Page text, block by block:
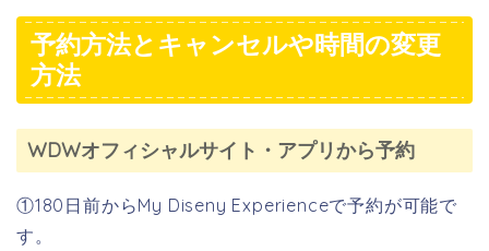
予約方法とキャンセルや時間の変更
方法
WDWオフィシャルサイト・アプリから予約
①180日前からMy Diseny Experienceで予約が可能で
す。